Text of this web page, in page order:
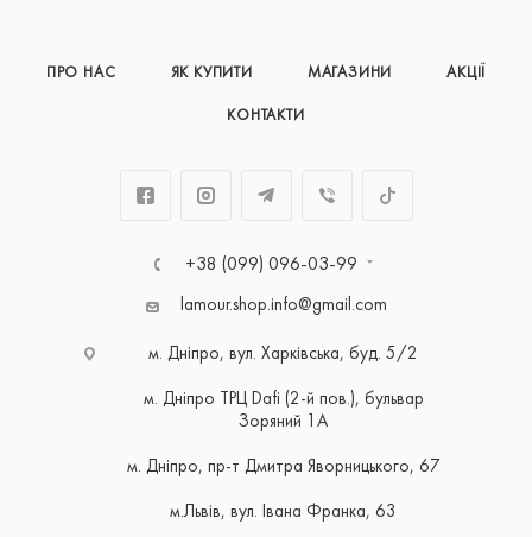
ПРО НАС ЯК КУПИТИ МАГАЗИНИ АКЦІЇ
КОНТАКТИ
+38 (099) 096-03-99
lamour.shop.info@gmail.com
м. Дніпро, вул. Харківська, буд. 5/2
м. Дніпро ТРЦ Dafi (2-й пов.), бульвар
Зоряний 1А
м. Дніпро, пр-т Дмитра Яворницького, 67
м.Львів, вул. Івана Франка, 63